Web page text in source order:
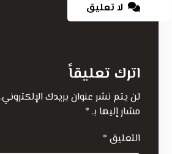
لا تعليق
اترك تعليقاً
لن يتم نشر عنوان بريدك الإلكتروني.
مشار إليها بـ*
التعليق *